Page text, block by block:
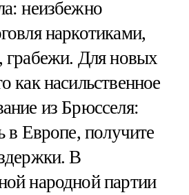
неизбежно
наркотиками,
грабежи. Для новых
как насильственное
из Брюсселя:
в Европе, получите
В
народной партии